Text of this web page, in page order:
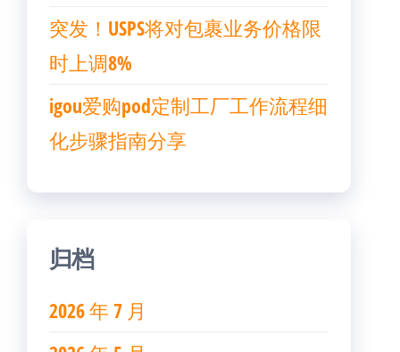
突发！USPS将对包裹业务价格限
时上调8%
igou爱购pod定制工厂工作流程细
化步骤指南分享
归档
2026 年 7 月